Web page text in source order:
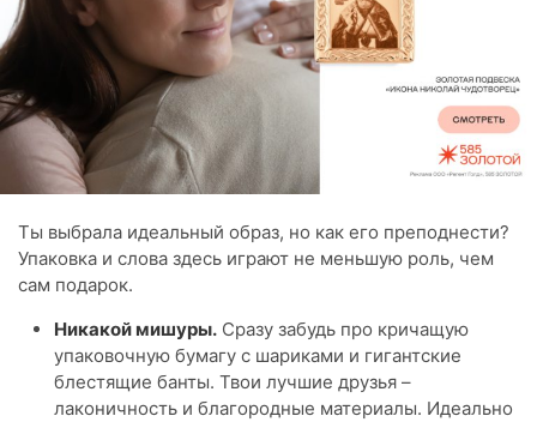
Ты выбрала идеальный образ, но как его преподнести?
Упаковка и слова здесь играют не меньшую роль, чем
сам подарок.
Никакой мишуры. Сразу забудь про кричащую
упаковочную бумагу с шариками и гигантские
блестящие банты. Твои лучшие друзья –
лаконичность и благородные материалы. Идеально